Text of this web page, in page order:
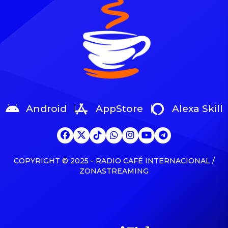
alcanzar un nuevo pico en
Billboard Global 200 (con
fecha del 8 de agosto) con
créditos como coautor. […]
Android AppStore Alexa Skill
COPYRIGHT © 2025 - RADIO CAFÉ INTERNACIONAL /
ZONASTREAMING